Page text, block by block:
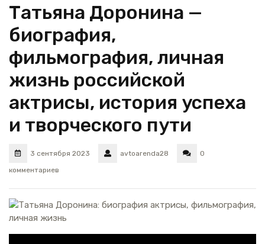
Татьяна Доронина —
биография,
фильмография, личная
жизнь российской
актрисы, история успеха
и творческого пути
3 сентября 2023 avtoarenda28
0
комментариев